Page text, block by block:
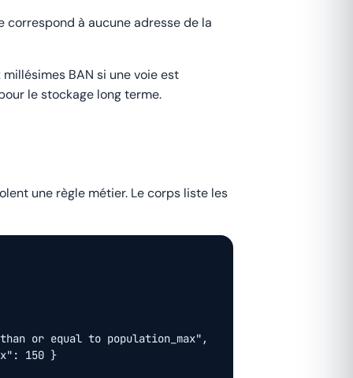
correspond à aucune adresse de la
BAN si une voie est
le stockage long terme.
une règle métier. Le corps liste les
or equal to population_max",
150 }